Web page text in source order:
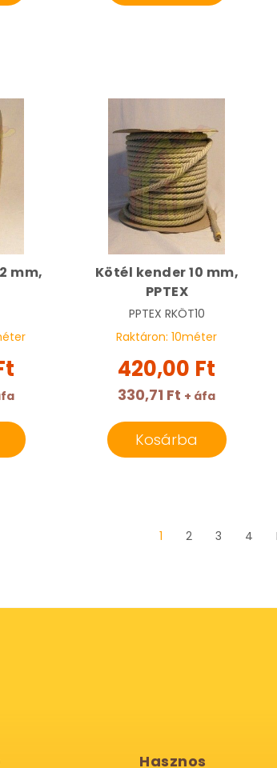
mm,
Kötél kender 10 mm,
PPTEX
PPTEX RKÖT10
Raktáron:10méter
420,00 Ft
330,71 Ft + áfa
Kosárba
1 2 3 4
Hasznos